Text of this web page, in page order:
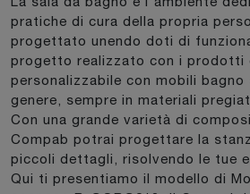
pratiche di cura della propria
progettato unendo doti di
progetto realizzato con i prodotti
personalizzabile con mobili bagno
genere, sempre in materiali
Con una grande varietà di
Compab potrai progettare la
piccoli dettagli, risolvendo le tue
Qui ti presentiamo il modello di